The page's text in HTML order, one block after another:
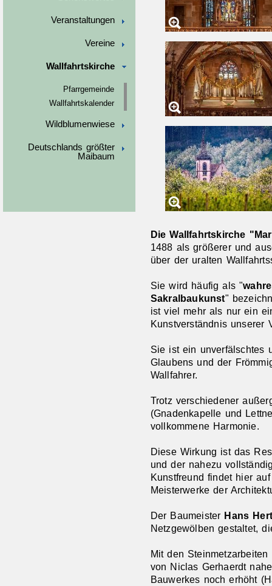
Veranstaltungen
Vereine
Wallfahrtskirche
Pfarrgemeinde
Wallfahrtskalender
Wildblumenwiese
Deutschlands größter
Maibaum
Die Wallfahrtskirche
1488 als größerer und
über der uralten
Sie wird häufig als "
Sakralbaukunst"
ist viel mehr als nur ein
Kunstverständnis unserer
Sie ist ein unverfälschtes
Glaubens und der
Wallfahrer.
Trotz verschiedener
(Gnadenkapelle und
vollkommene Harmonie.
Diese Wirkung ist das
und der nahezu
Kunstfreund findet hier
Meisterwerke der
Der Baumeister Hans
Netzgewölben gestaltet,
Mit den
von Niclas Gerhaerdt
Bauwerkes noch erhöht